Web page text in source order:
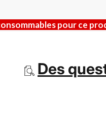
pour ce
Des